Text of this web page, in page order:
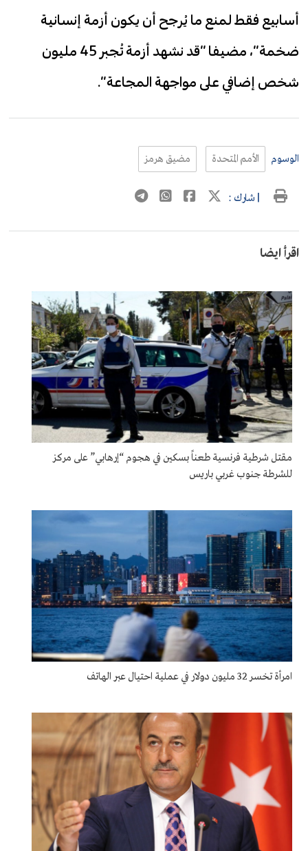
أسابيع فقط لمنع ما يُرجح أن يكون أزمة إنسانية
ضخمة”، مضيفا “قد نشهد أزمة تُجبر 45 مليون
شخص إضافي على مواجهة المجاعة”.
الوسوم الأمم المتحدة مضيق هرمز
| شارك :
اقرأ ايضا
مقتل شرطية فرنسية طعناً بسكين في هجوم “إرهابي” على مركز
للشرطة جنوب غربي باريس
امرأة تخسر 32 مليون دولار في عملية احتيال عبر الهاتف